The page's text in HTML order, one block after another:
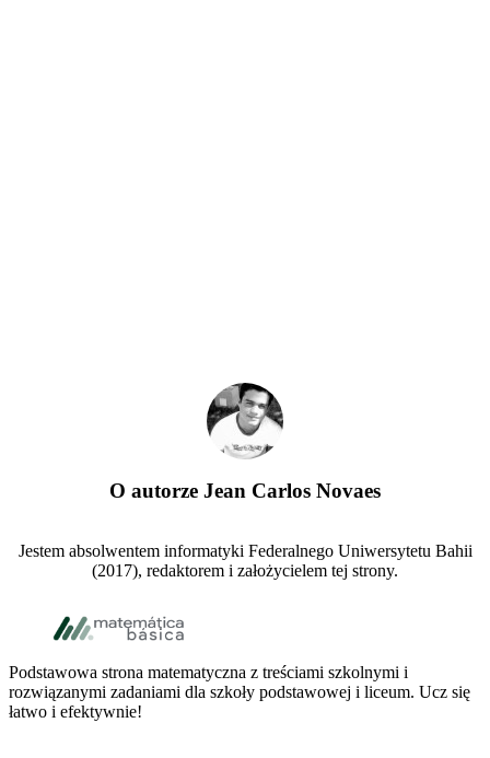
O autorze Jean Carlos Novaes
Jestem absolwentem informatyki Federalnego Uniwersytetu Bahii
(2017), redaktorem i założycielem tej strony.
Stopka
Podstawowa strona matematyczna z treściami szkolnymi i
rozwiązanymi zadaniami dla szkoły podstawowej i liceum. Ucz się
łatwo i efektywnie!